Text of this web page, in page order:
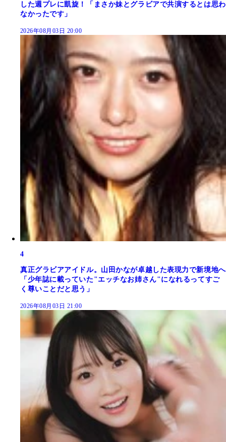
した週プレに凱旋！「まさか妹とグラビアで共演するとは思わ
なかったです」
2026年08月03日 20:00
4
真正グラビアアイドル。山田かなが卓越した表現力で新境地へ
「少年誌に載っていた"エッチなお姉さん"になれるってすご
く尊いことだと思う」
2026年08月03日 21:00